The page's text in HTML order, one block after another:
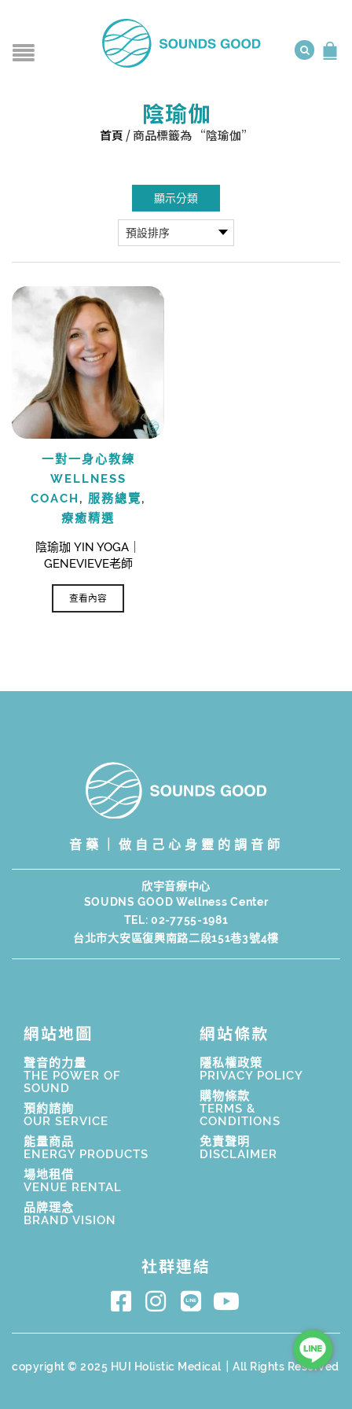
陰瑜伽
首頁 /商品標籤為 “陰瑜伽”
顯示分類
一對一身心教練
WELLNESS
COACH, 服務總覽,
療癒精選
陰瑜珈 YIN YOGA｜
GENEVIEVE老師
查看內容
音藥｜做自己心身靈的調音師
欣宇音療中心
SOUDNS GOOD Wellness Center
TEL:02-7755-1981
台北市大安區復興南路二段151巷3號4樓
網站地圖
聲音的力量
THE POWER OF
SOUND
預約諮詢
OUR SERVICE
能量商品
ENERGY PRODUCTS
場地租借
VENUE RENTAL
品牌理念
BRAND VISION
網站條款
隱私權政策
PRIVACY POLICY
購物條款
TERMS &
CONDITIONS
免責聲明
DISCLAIMER
社群連結
copyright © 2025 HUI Holistic Medical｜All Rights Reserved